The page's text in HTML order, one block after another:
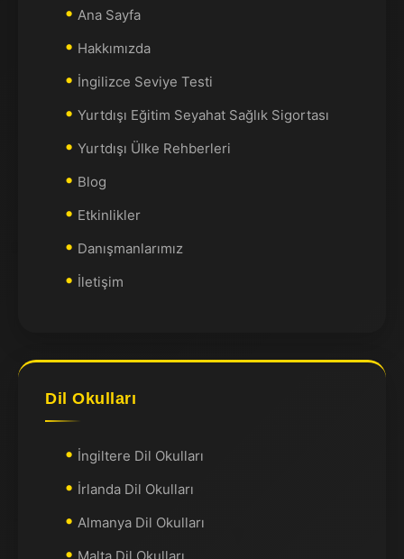
Ana Sayfa
Hakkımızda
İngilizce Seviye Testi
Yurtdışı Eğitim Seyahat Sağlık Sigortası
Yurtdışı Ülke Rehberleri
Blog
Etkinlikler
Danışmanlarımız
İletişim
Dil Okulları
İngiltere Dil Okulları
İrlanda Dil Okulları
Almanya Dil Okulları